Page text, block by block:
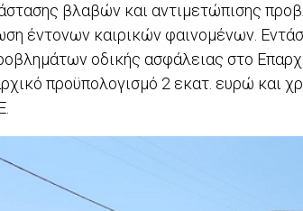
βλαβών και αντιμετώπισης
έντονων καιρικών φαινομένων.
οδικής ασφάλειας στο
προϋπολογισμό 2 εκατ. ευρώ και